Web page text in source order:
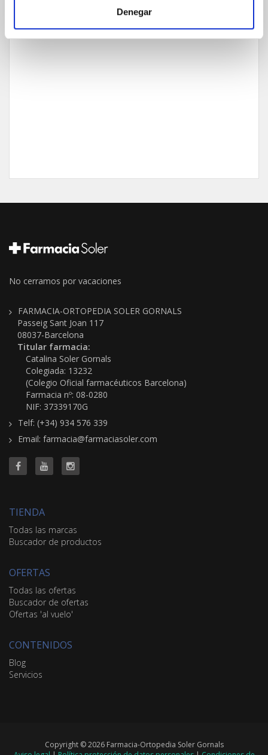
Denegar
GARANTÍA DE CALIDAD
No cerramos por vacaciones
FARMACIA-ORTOPEDIA SOLER GORNALS
Passeig Sant Joan 117
08037-Barcelona
Titular farmacia:
Catalina Soler Gornals
Colegiada: 13232
(Colegio Oficial farmacéuticos Barcelona)
Farmacia nº: 08-0280
NIF: 37339170G
Telf: (+34) 934 576 339
Email: farmacia@farmaciasoler.com
TIENDA
Todas las marcas
Buscador de productos
OFERTAS
Todas las ofertas
Buscador de ofertas
Ofertas 'al vuelo'
CONTENIDOS
Blog
Servicios
Copyright © 2026 Farmacia-Ortopedia Soler Gornals